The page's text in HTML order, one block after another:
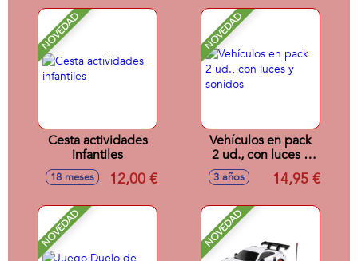
NOVEDAD
Cesta actividades
infantiles
18 meses 12,00 €
NOVEDAD
Vehículos en pack
2 ud., con luces y
sonidos
3 años 14,95 €
NOVEDAD NOVEDAD